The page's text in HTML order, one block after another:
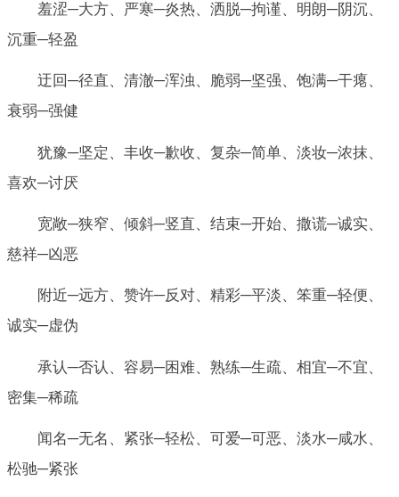
羞涩─大方、严寒─炎热、洒脱─拘谨、明朗─阴沉、
沉重─轻盈
迂回─径直、清澈─浑浊、脆弱─坚强、饱满─干瘪、
衰弱─强健
犹豫─坚定、丰收─歉收、复杂─简单、淡妆─浓抹、
喜欢─讨厌
宽敞─狭窄、倾斜─竖直、结束─开始、撒谎─诚实、
慈祥─凶恶
附近─远方、赞许─反对、精彩─平淡、笨重─轻便、
诚实─虚伪
承认─否认、容易─困难、熟练─生疏、相宜─不宜、
密集─稀疏
闻名─无名、紧张─轻松、可爱─可恶、淡水─咸水、
松驰─紧张